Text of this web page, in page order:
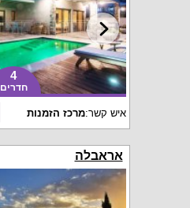
4
חדרים
איש קשר:מרכז הזמנות
אראבלה